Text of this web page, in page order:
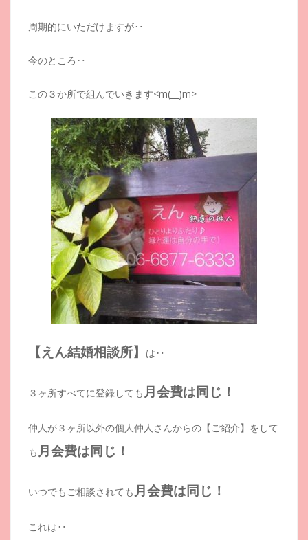
周期的にいただけますが‥
今のところ‥
この３か所で組んでいきます<m(__)m>
【えん結婚相談所】 は‥
３ヶ所すべてに登録しても 月会費は同じ！
仲人が３ヶ所以外の個人仲人さんからの【ご紹介】をして
も 月会費は同じ！
いつでもご相談されても 月会費は同じ！
これは‥